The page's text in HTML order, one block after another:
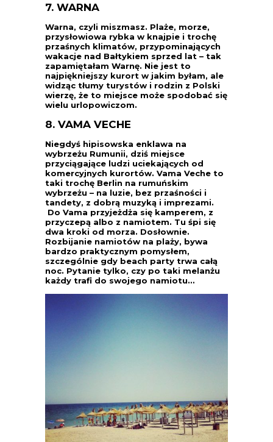
7. WARNA
Warna, czyli miszmasz. Plaże, morze,
przysłowiowa rybka w knajpie i trochę
przaśnych klimatów, przypominających
wakacje nad Bałtykiem sprzed lat – tak
zapamiętałam Warnę. Nie jest to
najpiękniejszy kurort w jakim byłam, ale
widząc tłumy turystów i rodzin z Polski
wierzę, że to miejsce może spodobać się
wielu urlopowiczom.
8. VAMA VECHE
Niegdyś hipisowska enklawa na
wybrzeżu Rumunii, dziś miejsce
przyciągające ludzi uciekających od
komercyjnych kurortów. Vama Veche to
taki trochę Berlin na rumuńskim
wybrzeżu – na luzie, bez przaśności i
tandety, z dobrą muzyką i imprezami.
Do Vama przyjeżdża się kamperem, z
przyczepą albo z namiotem. Tu śpi się
dwa kroki od morza. Dosłownie.
Rozbijanie namiotów na plaży, bywa
bardzo praktycznym pomysłem,
szczególnie gdy beach party trwa całą
noc. Pytanie tylko, czy po taki melanżu
każdy trafi do swojego namiotu…